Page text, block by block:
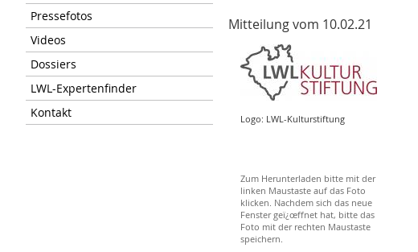
Pressefotos
Videos
Dossiers
LWL-Expertenfinder
Kontakt
Mitteilung vom 10.02.21
Logo: LWL-Kulturstiftung
Zum Herunterladen bitte mit der
linken Maustaste auf das Foto
klicken. Nachdem sich das neue
Fenster geï¿œffnet hat, bitte das
Foto mit der rechten Maustaste
speichern.